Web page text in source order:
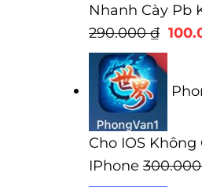
Nhanh Cày Pb
290.000₫ Giá
gốc
là:
Cho IOS
IPhone